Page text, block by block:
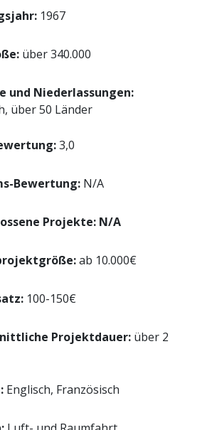
1967
über 340.000
und Niederlassungen:
über 50 Länder
3,0
Bewertung: N/A
Projekte: N/A
ab 10.000€
100-150€
Projektdauer: über 2
Englisch, Französisch